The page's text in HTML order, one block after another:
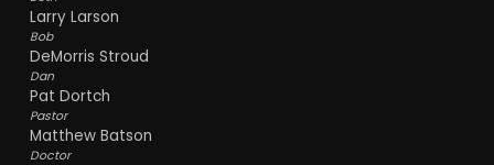
Larry Larson
Bob
DeMorris Stroud
Dan
Pat Dortch
Pastor
Matthew Batson
Doctor